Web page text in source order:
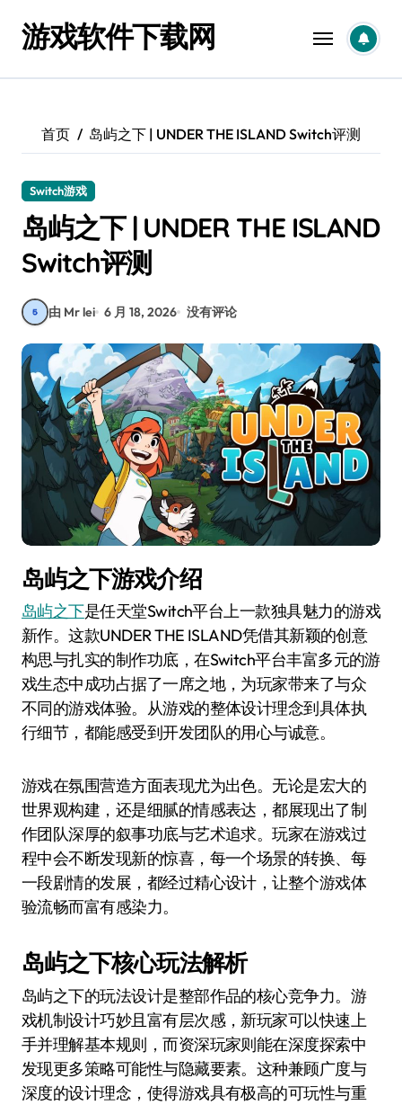
游戏软件下载网
首页 岛屿之下 | UNDER THE ISLAND Switch评测
Switch游戏
岛屿之下 | UNDER THE ISLAND
Switch评测
由 Mr lei 6 月 18, 2026 没有评论
岛屿之下游戏介绍
岛屿之下是任天堂Switch平台上一款独具魅力的游戏
新作。这款UNDER THE ISLAND凭借其新颖的创意
构思与扎实的制作功底，在Switch平台丰富多元的游
戏生态中成功占据了一席之地，为玩家带来了与众
不同的游戏体验。从游戏的整体设计理念到具体执
行细节，都能感受到开发团队的用心与诚意。
游戏在氛围营造方面表现尤为出色。无论是宏大的
世界观构建，还是细腻的情感表达，都展现出了制
作团队深厚的叙事功底与艺术追求。玩家在游戏过
程中会不断发现新的惊喜，每一个场景的转换、每
一段剧情的发展，都经过精心设计，让整个游戏体
验流畅而富有感染力。
岛屿之下核心玩法解析
岛屿之下的玩法设计是整部作品的核心竞争力。游
戏机制设计巧妙且富有层次感，新玩家可以快速上
手并理解基本规则，而资深玩家则能在深度探索中
发现更多策略可能性与隐藏要素。这种兼顾广度与
深度的设计理念，使得游戏具有极高的可玩性与重